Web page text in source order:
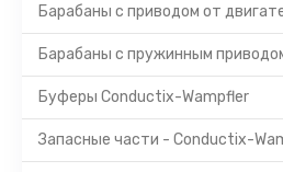
Барабаны с приводом от
Барабаны с пружинным
Буферы Conductix-Wampfler
Запасные части - Conductix-